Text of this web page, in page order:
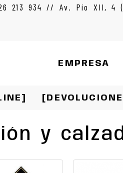
213 934 // Av. Pío XII, 4
EMPRESA
y